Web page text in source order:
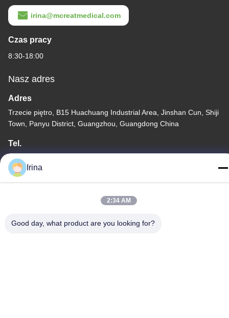
irina@mcreatmedical.com
Czas pracy
8:30-18:00
Nasz adres
Adres
Trzecie piętro, B15 Huachuang Industrial Area, Jinshan Cun, Shiji
Town, Panyu District, Guangzhou, Guangdong China
Tel.
86-020-3156-0583
Chiny Dobra jakość Zamknięty układ ssący Sprzedawca. -2026
Irina
2:34 AM
Good day, what product are you looking for?